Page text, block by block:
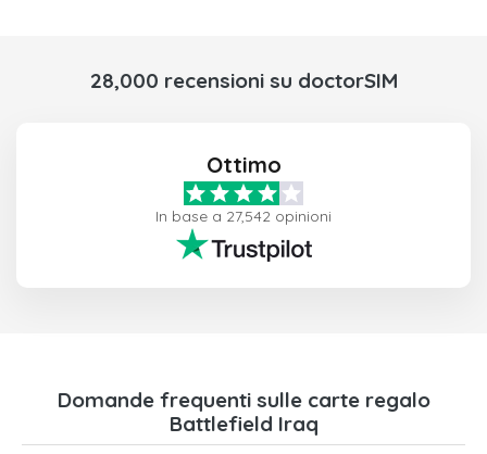
28,000 recensioni su doctorSIM
Ottimo
In base a 27,542 opinioni
Domande frequenti sulle carte regalo
Battlefield Iraq